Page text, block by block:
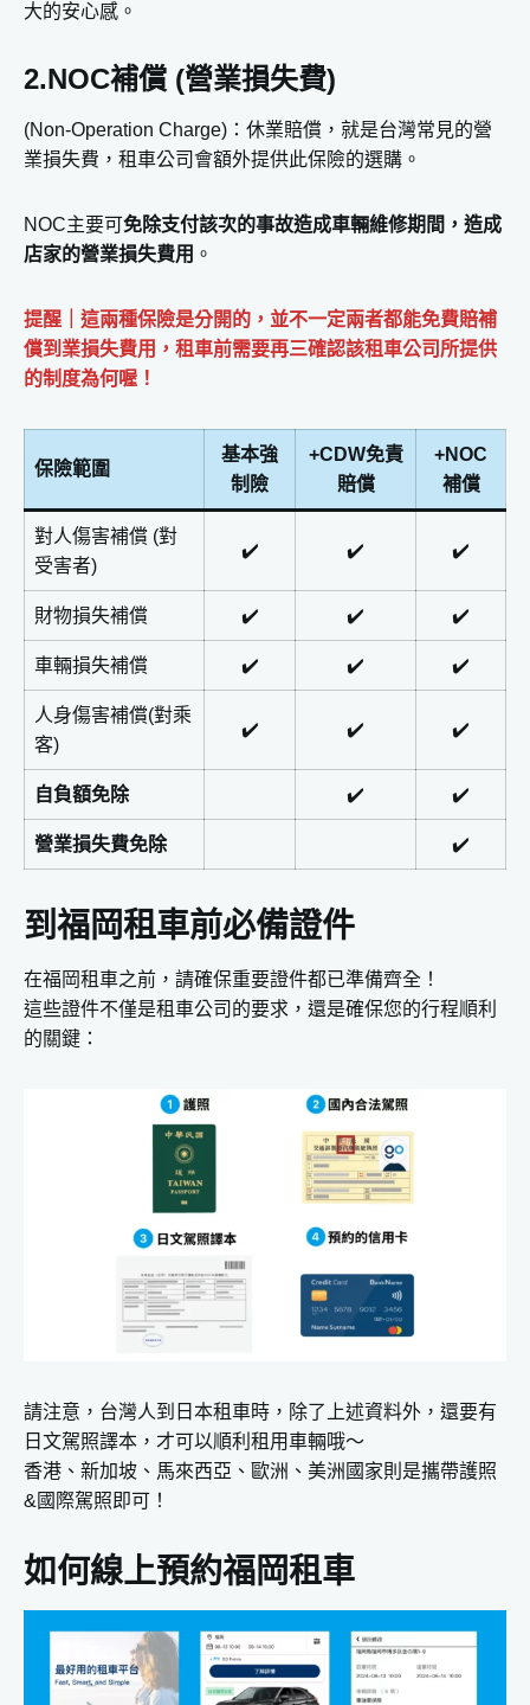
大的安心感。
2.NOC補償 (營業損失費)
(Non-Operation Charge)：休業賠償，就是台灣常見的營
業損失費，租車公司會額外提供此保險的選購。
NOC主要可免除支付該次的事故造成車輛維修期間，造成
店家的營業損失費用 。
提醒｜這兩種保險是分開的，並不一定兩者都能免費賠補
償到業損失費用，租車前需要再三確認該租車公司所提供
的制度為何喔！
保險範圍
基本強
制險
+CDW免責
賠償
+NOC
補償
對人傷害補償 (對
受害者)
✔️ ✔️ ✔️
財物損失補償 ✔️ ✔️ ✔️
車輛損失補償 ✔️ ✔️ ✔️
人身傷害補償(對乘
客)
✔️ ✔️ ✔️
自負額免除 ✔️ ✔️
營業損失費免除 ✔️
到福岡租車前必備證件
在福岡租車之前，請確保重要證件都已準備齊全！
這些證件不僅是租車公司的要求，還是確保您的行程順利
的關鍵：
請注意，台灣人到日本租車時，除了上述資料外，還要有
日文駕照譯本，才可以順利租用車輛哦～
香港、新加坡、馬來西亞、歐洲、美洲國家則是攜帶護照
&國際駕照即可！
如何線上預約福岡租車